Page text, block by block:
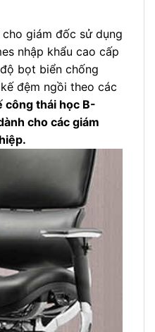
giám đốc sử dụng
nhập khẩu cao cấp
bọt biển chống
đệm ngồi theo các
công thái học B-
cho các giám